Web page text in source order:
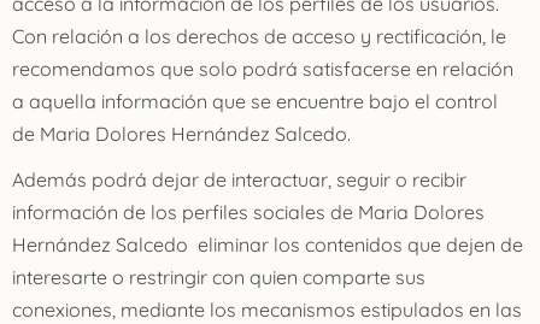
Con relación a los derechos de acceso y rectificación, le
recomendamos que solo podrá satisfacerse en relación
a aquella información que se encuentre bajo el control
de Maria Dolores Hernández Salcedo.
Además podrá dejar de interactuar, seguir o recibir
información de los perfiles sociales de Maria Dolores
Hernández Salcedo eliminar los contenidos que dejen de
interesarte o restringir con quien comparte sus
conexiones, mediante los mecanismos estipulados en las